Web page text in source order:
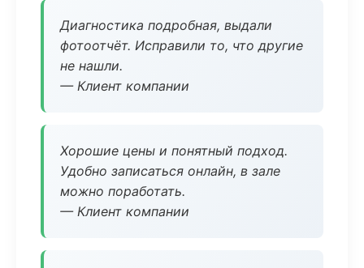
Диагностика подробная, выдали
фотоотчёт. Исправили то, что другие
не нашли.
— Клиент компании
Хорошие цены и понятный подход.
Удобно записаться онлайн, в зале
можно поработать.
— Клиент компании